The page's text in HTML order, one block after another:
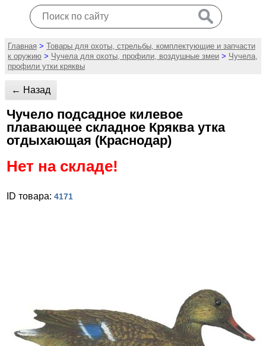
Главная > Товары для охоты, стрельбы, комплектующие и запчасти
к оружию > Чучела для охоты, профили, воздушные змеи > Чучела,
профили утки кряквы
← Назад
Чучело подсадное килевое
плавающее складное Кряква утка
отдыхающая (Краснодар)
Нет на складе!
ID товара: 4171